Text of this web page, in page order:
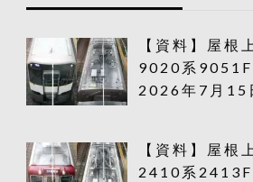
【資料】屋根
9020系9051F
2026年7月15
【資料】屋根
2410系2413F